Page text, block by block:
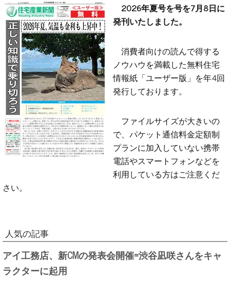
2026年夏号を号を7月8日に
発刊いたしました。
消費者向けの読んで得する
ノウハウを満載した無料住宅
情報紙「ユーザー版」を年4回
発行しております。
ファイルサイズが大きいの
で、パケット通信料金定額制
プランに加入していない携帯
電話やスマートフォンなどを
利用している方はご注意くだ
さい。
人気の記事
アイ工務店、新CMの発表会開催=渋谷凪咲さんをキャ
ラクターに起用